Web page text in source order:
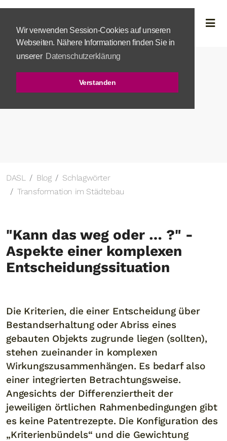
Wir verwenden Session-Cookies auf unseren
Webseiten. Nähere Informationen finden Sie in
unserer Datenschutzerklärung
Verstanden
DASL Blog
Schlagwörter
Transformation im Städtebau
"Kann das weg oder … ?" -
Aspekte einer komplexen
Entscheidungssituation
Die Kriterien, die einer Entscheidung über
Bestandserhaltung oder Abriss eines
gebauten Objekts zugrunde liegen (sollten),
stehen zueinander in komplexen
Wirkungszusammenhängen. Es bedarf also
einer integrierten Betrachtungsweise.
Angesichts der Differenziertheit der
jeweiligen örtlichen Rahmenbedingungen gibt
es keine Patentrezepte. Die Konfiguration des
„Kriterienbündels“ und die Gewichtung